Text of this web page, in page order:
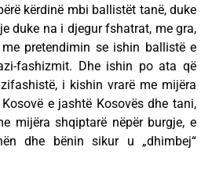
kërdinë mbi ballistët tanë, duke
duke na i djegur fshatrat, me gra,
pretendimin se ishin ballistë e
fashizmit. Dhe ishin po ata që
i kishin vrarë me mijëra
e jashtë Kosovës dhe tani,
mijëra shqiptarë nëpër burgje, e
dhe bënin sikur u „dhimbej“